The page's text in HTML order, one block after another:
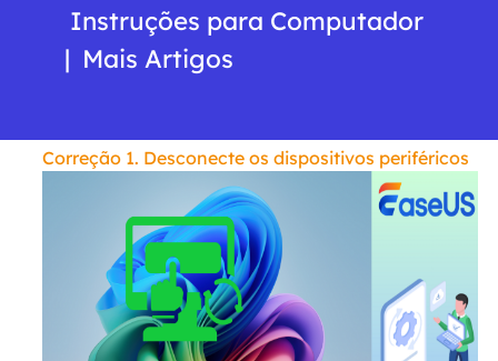
Instruções para Computador
| Mais Artigos
Correção 1. Desconecte os dispositivos periféricos